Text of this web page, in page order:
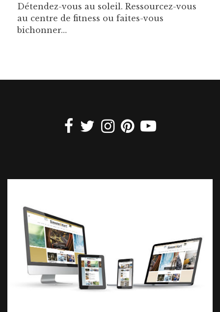
Détendez-vous au soleil. Ressourcez-vous
au centre de fitness ou faites-vous
bichonner…